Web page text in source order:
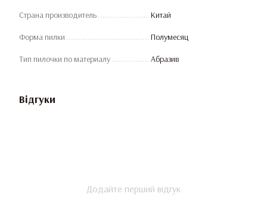
Страна производитель Китай
Форма пилки Полумесяц
Тип пилочки по материалу Абразив
Відгуки
Додайте перший відгук